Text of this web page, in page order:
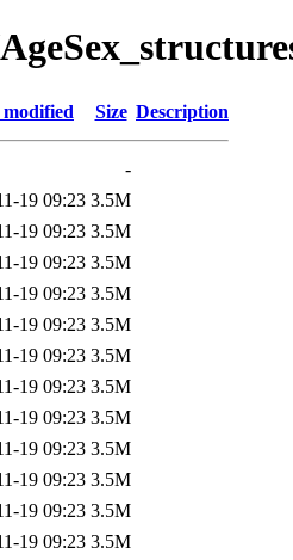
Size Description
-
19 09:23 3.5M
19 09:23 3.5M
19 09:23 3.5M
19 09:23 3.5M
19 09:23 3.5M
19 09:23 3.5M
19 09:23 3.5M
19 09:23 3.5M
19 09:23 3.5M
19 09:23 3.5M
19 09:23 3.5M
19 09:23 3.5M